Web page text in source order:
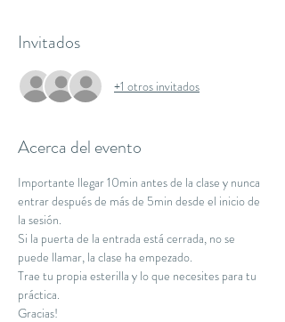
Invitados
+1 otros invitados
Acerca del evento
Importante llegar 10min antes de la clase y nunca
entrar después de más de 5min desde el inicio de
la sesión.
Si la puerta de la entrada está cerrada, no se
puede llamar, la clase ha empezado.
Trae tu propia esterilla y lo que necesites para tu
práctica.
Gracias!